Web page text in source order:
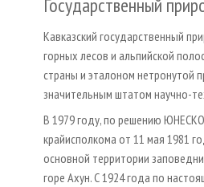
Кавказский государственный
горных лесов и альпийской
страны и эталоном нетронутой
значительным штатом научно-
В 1979 году, по решению
крайисполкома от 11 мая 1981
основной территории
горе Ахун. С 1924 года по